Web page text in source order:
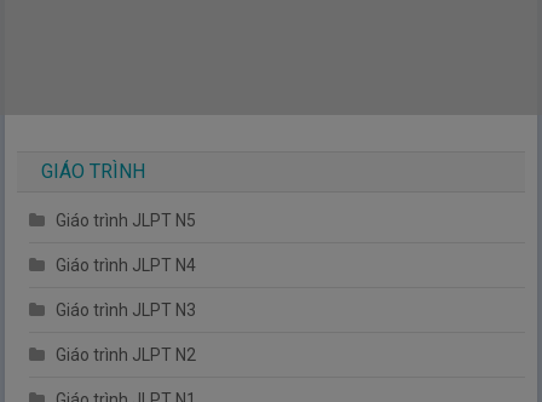
GIÁO TRÌNH
Giáo trình JLPT N5
Giáo trình JLPT N4
Giáo trình JLPT N3
Giáo trình JLPT N2